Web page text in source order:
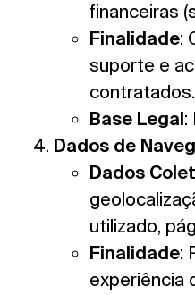
financeiras
Finalidade:
suporte e
contratados.
Base Legal:
Dados de
Dados
utilizado,
Finalidade:
experiência